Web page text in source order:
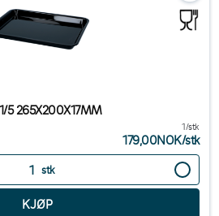
5 265X200X17MM
1/stk
179,00NOK/stk
stk